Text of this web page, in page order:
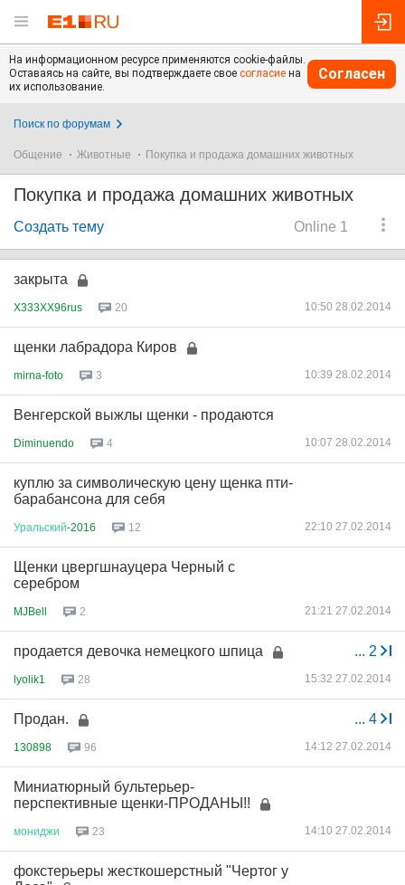
На информационном ресурсе применяются cookie-файлы.
Оставаясь на сайте, вы подтверждаете свое согласие на
их использование.
Согласен
Поиск по форумам
Общение Животные Покупка и продажа домашних животных
Покупка и продажа домашних животных
Online 1
Создать тему
закрыта
X333XX96rus 20 10:50 28.02.2014
щенки лабрадора Киров
mirna-foto 3 10:39 28.02.2014
Венгерской выжлы щенки - продаются
Diminuendo 4 10:07 28.02.2014
куплю за символическую цену щенка пти-
барабансона для себя
Уральский-2016 12 22:10 27.02.2014
Щенки цвергшнауцера Черный с
серебром
MJBell 2 21:21 27.02.2014
... 2
продается девочка немецкого шпица
lyolik1 28 15:32 27.02.2014
... 4
Продан.
130898 96 14:12 27.02.2014
Миниатюрный бультерьер-
перспективные щенки-ПРОДАНЫ!!
мониджи 23 14:10 27.02.2014
фокстерьеры жесткошерстный "Чертог у